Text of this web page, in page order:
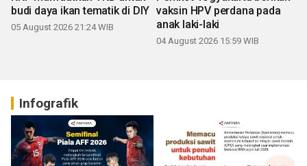
budi daya ikan tematik di DIY
05 August 2026 21:24 WIB
vaksin HPV perdana pada
anak laki-laki
04 August 2026 15:59 WIB
Infografik